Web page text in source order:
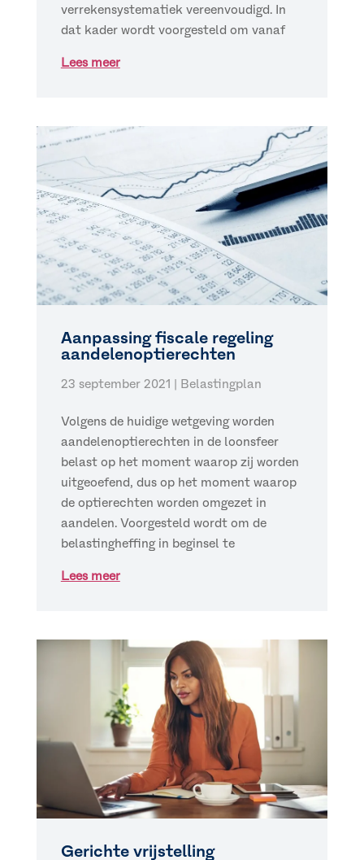
verrekensystematiek vereenvoudigd. In
dat kader wordt voorgesteld om vanaf
Lees meer
Aanpassing fiscale regeling
aandelenoptierechten
23 september 2021 | Belastingplan
Volgens de huidige wetgeving worden
aandelenoptierechten in de loonsfeer
belast op het moment waarop zij worden
uitgeoefend, dus op het moment waarop
de optierechten worden omgezet in
aandelen. Voorgesteld wordt om de
belastingheffing in beginsel te
Lees meer
Gerichte vrijstelling